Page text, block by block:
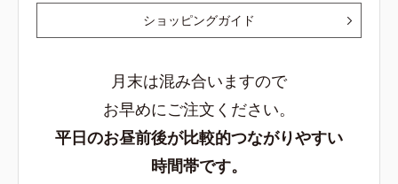
ショッピングガイド
月末は混み合いますので
お早めにご注文ください。
平日のお昼前後が比較的つながりやすい
時間帯です。